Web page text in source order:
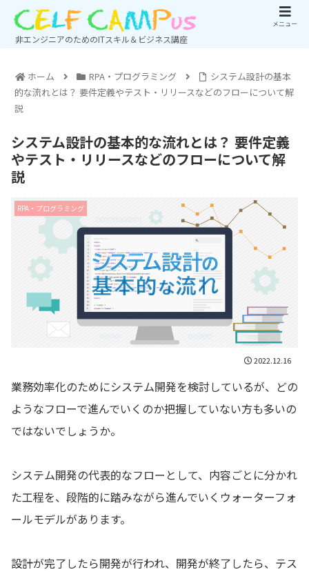
非エンジニアのためのITスキル＆ビジネス講座
ホーム RPA・プログラミング
システム設計の基本
的な流れとは？ 要件定義やテスト・リリースなどのフローについて解
説
システム設計の基本的な流れとは？ 要件定義
やテスト・リリースなどのフローについて解
説
RPA・プログラミング
2022.12.16
業務効率化のためにシステム開発を検討しているが、どの
ようなフローで進んでいくのか把握していない方も多いの
ではないでしょうか。
システム開発の代表的なフローとして、内容ごとに分かれ
た工程を、段階的に踏みながら進んでいくウォーターフォ
ールモデルがあります。
設計が完了したら開発が行われ、開発が終了したら、テス
メニュー